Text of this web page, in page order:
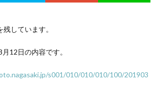
しています。
12日の内容です。
s001/010/010/010/100/201903